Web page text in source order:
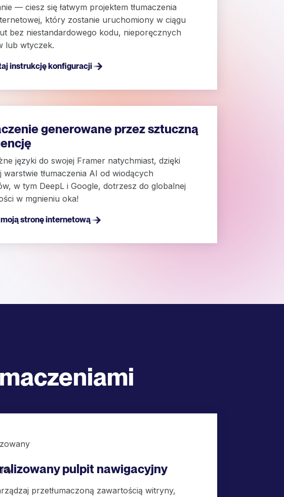
— ciesz się łatwym projektem tłumaczenia
który zostanie uruchomiony w ciągu
bez niestandardowego kodu, nieporęcznych
lub wtyczek.
instrukcję konfiguracji
generowane przez sztuczną
języki do swojej Framer natychmiast, dzięki
warstwie tłumaczenia AI od wiodących
w tym DeepL i Google, dotrzesz do globalnej
w mgnieniu oka!
moją stronę internetową
pulpit nawigacyjny
przetłumaczoną zawartością witryny,